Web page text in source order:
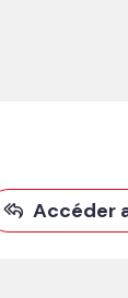
Accéder